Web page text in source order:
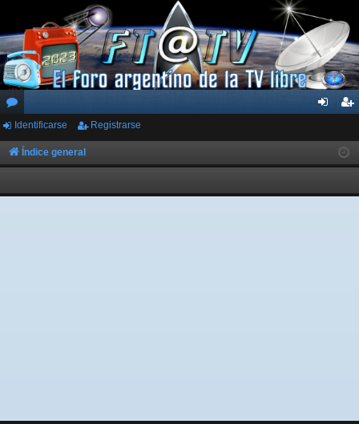
or
os
ar
ist
rs
Identificarse Registrarse
Índice general